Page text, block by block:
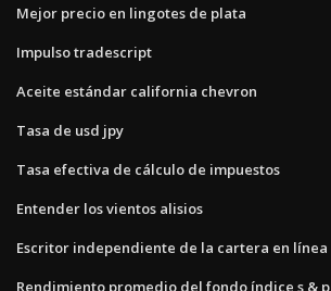
Mejor precio en lingotes de plata
Impulso tradescript
Aceite estándar california chevron
Tasa de usd jpy
Tasa efectiva de cálculo de impuestos
Entender los vientos alisios
Escritor independiente de la cartera en línea
Rendimiento promedio del fondo índice s & p